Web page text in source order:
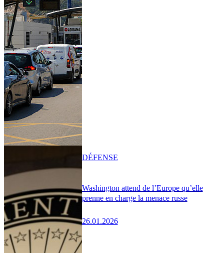
Washington attend de l’Europe qu’elle
prenne en charge la menace russe
26.01.2026
DÉFENSE